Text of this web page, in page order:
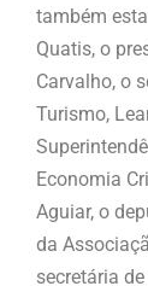
também
Quatis, o
Carvalho, o
Turismo,
Economia
Aguiar, o
da
secretária